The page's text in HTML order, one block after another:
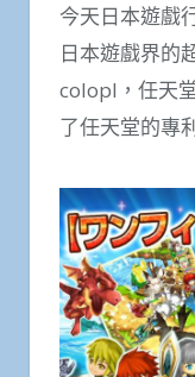
今天日本遊戲
日本遊戲界的
colopl，任天
了任天堂的專